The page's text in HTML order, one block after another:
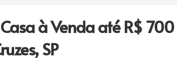
Casa à Venda até R$
SP